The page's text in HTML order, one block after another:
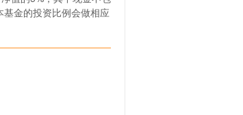
金的投资比例会做相应